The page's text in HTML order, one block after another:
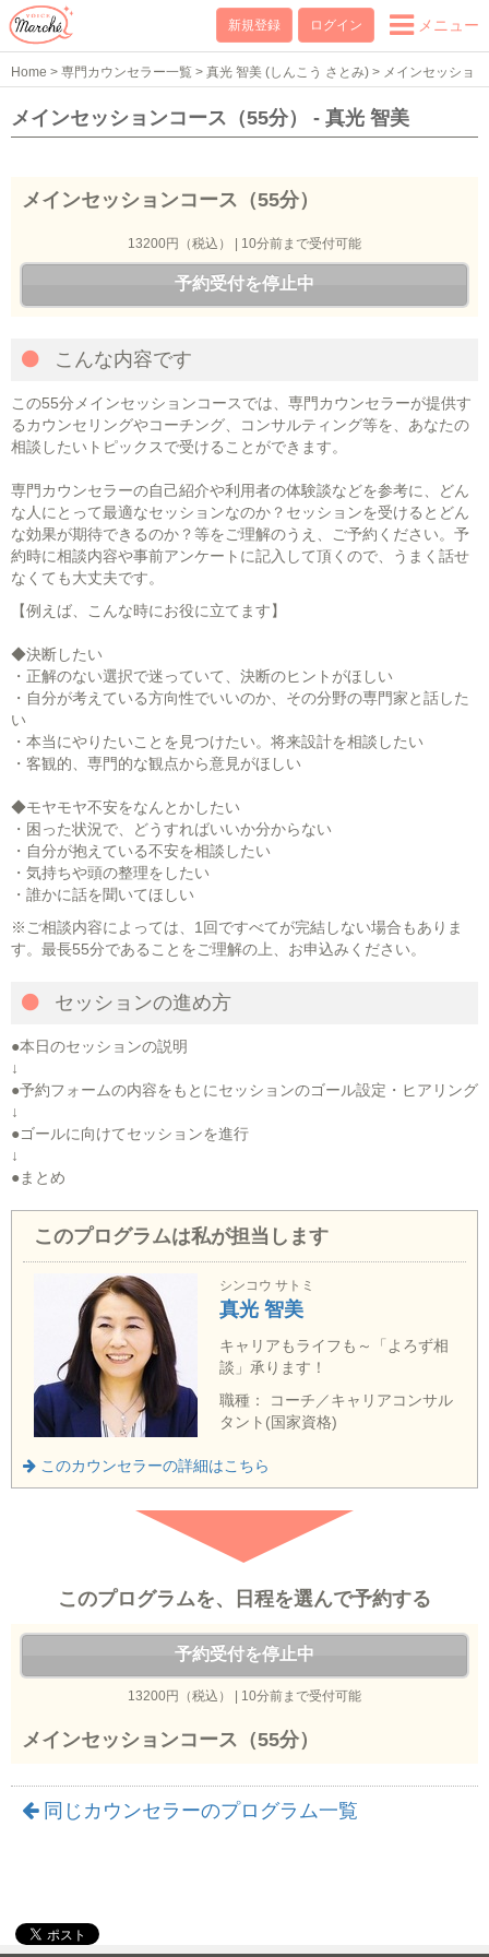
新規登録 ログイン メニュー
Home > 専門カウンセラー一覧 > 真光 智美 (しんこう さとみ) > メインセッショ
ンコース（55分）
メインセッションコース（55分） - 真光 智美
メインセッションコース（55分）
13200円（税込） | 10分前まで受付可能
予約受付を停止中
こんな内容です
この55分メインセッションコースでは、専門カウンセラーが提供す
るカウンセリングやコーチング、コンサルティング等を、あなたの
相談したいトピックスで受けることができます。
専門カウンセラーの自己紹介や利用者の体験談などを参考に、どん
な人にとって最適なセッションなのか？セッションを受けるとどん
な効果が期待できるのか？等をご理解のうえ、ご予約ください。予
約時に相談内容や事前アンケートに記入して頂くので、うまく話せ
なくても大丈夫です。
【例えば、こんな時にお役に立てます】
◆決断したい
・正解のない選択で迷っていて、決断のヒントがほしい
・自分が考えている方向性でいいのか、その分野の専門家と話した
い
・本当にやりたいことを見つけたい。将来設計を相談したい
・客観的、専門的な観点から意見がほしい
◆モヤモヤ不安をなんとかしたい
・困った状況で、どうすればいいか分からない
・自分が抱えている不安を相談したい
・気持ちや頭の整理をしたい
・誰かに話を聞いてほしい
※ご相談内容によっては、1回ですべてが完結しない場合もありま
す。最長55分であることをご理解の上、お申込みください。
セッションの進め方
●本日のセッションの説明
↓
●予約フォームの内容をもとにセッションのゴール設定・ヒアリング
↓
●ゴールに向けてセッションを進行
↓
●まとめ
このプログラムは私が担当します
シンコウ サトミ
真光 智美
キャリアもライフも～「よろず相
談」承ります！
職種： コーチ／キャリアコンサル
タント(国家資格)
このカウンセラーの詳細はこちら
このプログラムを、日程を選んで予約する
予約受付を停止中
13200円（税込） | 10分前まで受付可能
メインセッションコース（55分）
同じカウンセラーのプログラム一覧